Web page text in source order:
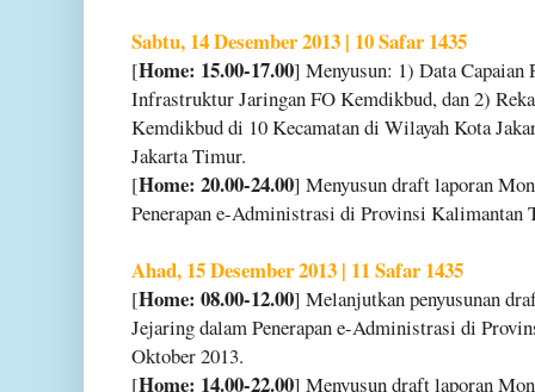
Sabtu, 14 Desember 2013 | 10 Safar 1435
[Home: 15.00-17.00] Menyusun: 1) Data Capaian
Infrastruktur Jaringan FO Kemdikbud, dan 2)
Kemdikbud di 10 Kecamatan di Wilayah Kota
Jakarta Timur.
[Home: 20.00-24.00] Menyusun draft laporan
Penerapan e-Administrasi di Provinsi Kalimantan
Ahad, 15 Desember 2013 | 11 Safar 1435
[Home: 08.00-12.00] Melanjutkan penyusunan
Jejaring dalam Penerapan e-Administrasi di
Oktober 2013.
[Home: 14.00-22.00] Menyusun draft laporan